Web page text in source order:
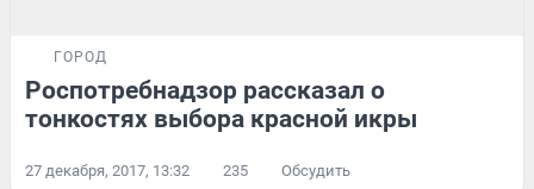
ГОРОД
Роспотребнадзор рассказал о
тонкостях выбора красной икры
27 декабря, 2017, 13:32 235 Обсудить